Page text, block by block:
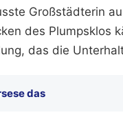
Großstädterin
des Plumpsklos
das die
das